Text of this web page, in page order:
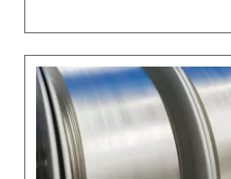
nachhaltigere
Kommunikation und